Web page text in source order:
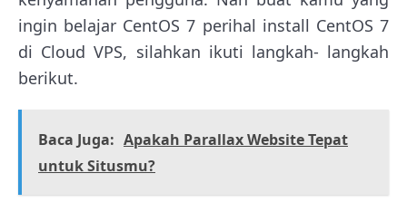
ingin belajar CentOS 7 perihal install CentOS 7
di Cloud VPS, silahkan ikuti langkah- langkah
berikut.
Baca Juga: Apakah Parallax Website Tepat
untuk Situsmu?